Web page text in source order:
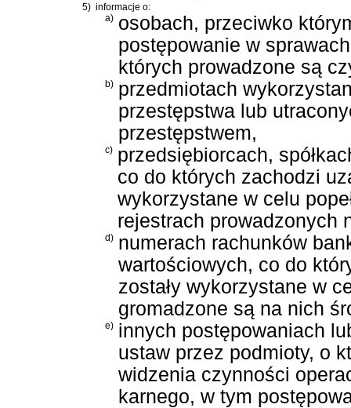
5) informacje o:
a) osobach, przeciwko
postępowanie w
których prowadzone są
b) przedmiotach
przestępstwa lub
przestępstwem,
c) przedsiębiorcach,
co do których zachodzi
wykorzystane w celu
rejestrach prowadzonych
d) numerach rachunków
wartościowych, co do
zostały wykorzystane w
gromadzone są na nich
e) innych postępowaniach
ustaw przez podmioty, o
widzenia czynności
karnego, w tym